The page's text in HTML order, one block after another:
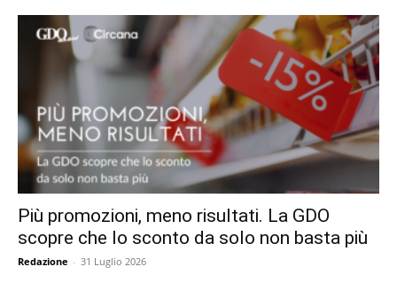
Più promozioni, meno risultati. La GDO
scopre che lo sconto da solo non basta più
Redazione - 31 Luglio 2026